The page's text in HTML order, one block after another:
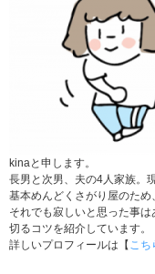
kinaと申します。
長男と次男、夫の4人家族。
基本めんどくさがり屋のため
それでも寂しいと思った事
切るコツを紹介しています。
詳しいプロフィールは【 こち